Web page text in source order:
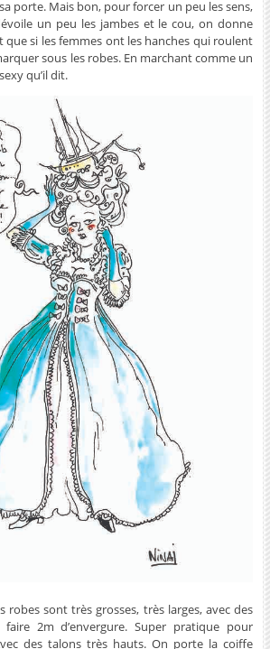
porte. Mais bon, pour forcer un peu les sens,
un peu les jambes et le cou, on donne
que si les femmes ont les hanches qui roulent
sous les robes. En marchant comme un
qu’il dit.
robes sont très grosses, très larges, avec des
2m d’envergure. Super pratique pour
des talons très hauts. On porte la coiffe